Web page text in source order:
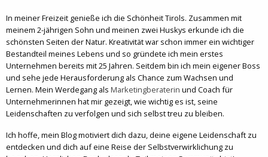
In meiner Freizeit genieße ich die Schönheit Tirols. Zusammen mit
meinem 2-jährigen Sohn und meinen zwei Huskys erkunde ich die
schönsten Seiten der Natur. Kreativität war schon immer ein wichtiger
Bestandteil meines Lebens und so gründete ich mein erstes
Unternehmen bereits mit 25 Jahren. Seitdem bin ich mein eigener Boss
und sehe jede Herausforderung als Chance zum Wachsen und
Lernen. Mein Werdegang als Marketingberaterin und Coach für
Unternehmerinnen hat mir gezeigt, wie wichtig es ist, seine
Leidenschaften zu verfolgen und sich selbst treu zu bleiben.
Ich hoffe, mein Blog motiviert dich dazu, deine eigene Leidenschaft zu
entdecken und dich auf eine Reise der Selbstverwirklichung zu